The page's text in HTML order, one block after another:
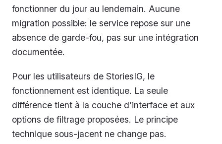
fonctionner du jour au lendemain. Aucune
migration possible: le service repose sur une
absence de garde-fou, pas sur une intégration
documentée.
Pour les utilisateurs de StoriesIG, le
fonctionnement est identique. La seule
différence tient à la couche d’interface et aux
options de filtrage proposées. Le principe
technique sous-jacent ne change pas.